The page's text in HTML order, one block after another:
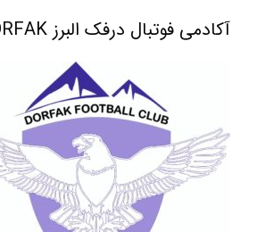
آکادمی فوتبال درفک البرز FCDORFAK